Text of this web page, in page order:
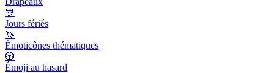
🎊
Jours fériés
🦄
Émoticônes thématiques
🎲
Émoji au hasard